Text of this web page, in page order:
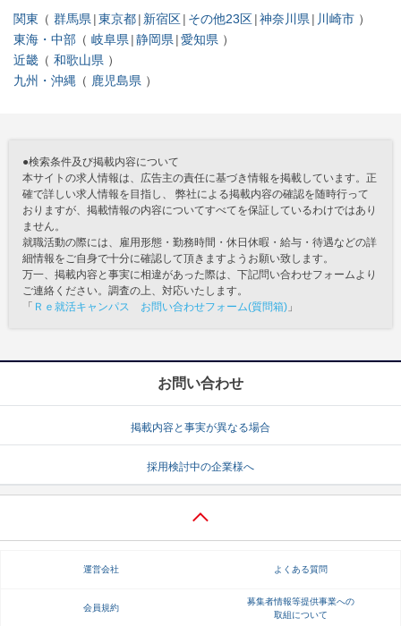
関東 群馬県 東京都 新宿区 その他23区 神奈川県
川崎市
東海・中部
岐阜県 静岡県 愛知県
近畿
和歌山県
九州・沖縄
鹿児島県
●検索条件及び掲載内容について
本サイトの求人情報は、広告主の責任に基づき情報を掲載しています。正
確で詳しい求人情報を目指し、 弊社による掲載内容の確認を随時行って
おりますが、掲載情報の内容についてすべてを保証しているわけではあり
ません。
就職活動の際には、雇用形態・勤務時間・休日休暇・給与・待遇などの詳
細情報をご自身で十分に確認して頂きますようお願い致します。
万一、掲載内容と事実に相違があった際は、下記問い合わせフォームより
ご連絡ください。調査の上、対応いたします。
「 Ｒｅ就活キャンパス お問い合わせフォーム(質問箱) 」
お問い合わせ
掲載内容と事実が異なる場合
採用検討中の企業様へ
運営会社 よくある質問
会員規約
募集者情報等提供事業への
取組について